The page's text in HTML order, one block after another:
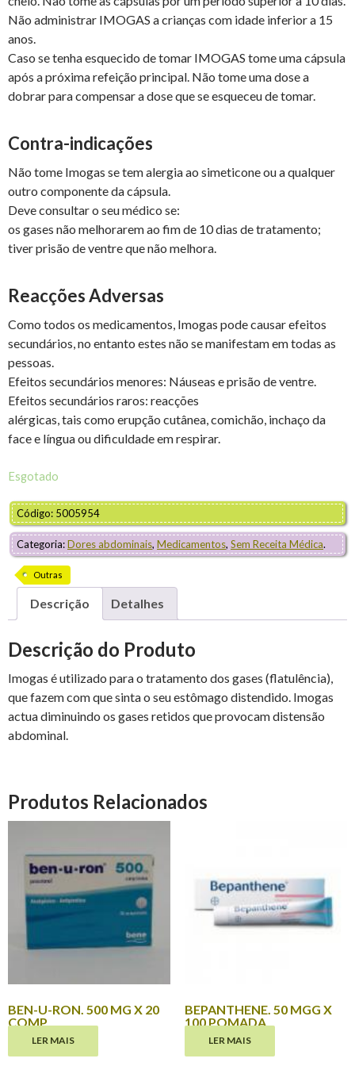
Não administrar IMOGAS a crianças com idade inferior a 15
anos.
Caso se tenha esquecido de tomar IMOGAS tome uma cápsula
após a próxima refeição principal. Não tome uma dose a
dobrar para compensar a dose que se esqueceu de tomar.
Contra-indicações
Não tome Imogas se tem alergia ao simeticone ou a qualquer
outro componente da cápsula.
Deve consultar o seu médico se:
os gases não melhorarem ao fim de 10 dias de tratamento;
tiver prisão de ventre que não melhora.
Reacções Adversas
Como todos os medicamentos, Imogas pode causar efeitos
secundários, no entanto estes não se manifestam em todas as
pessoas.
Efeitos secundários menores: Náuseas e prisão de ventre.
Efeitos secundários raros: reacções
alérgicas, tais como erupção cutânea, comichão, inchaço da
face e língua ou dificuldade em respirar.
Esgotado
Código: 5005954
Categoria:Dores abdominais, Medicamentos, Sem Receita Médica.
Outras
Descrição Detalhes
Descrição do Produto
Imogas é utilizado para o tratamento dos gases (flatulência),
que fazem com que sinta o seu estômago distendido. Imogas
actua diminuindo os gases retidos que provocam distensão
abdominal.
Produtos Relacionados
BEN-U-RON. 500 MG X 20
COMP
1.60LER MAIS
BEPANTHENE. 50 MGG X
100 POMADA
0.00LER MAIS